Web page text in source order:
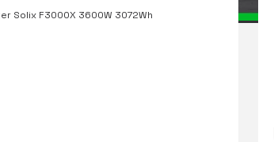
Solix F3000X 3600W 3072Wh